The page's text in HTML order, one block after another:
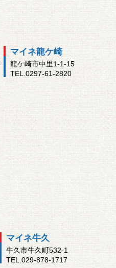
マイネ龍ケ崎
龍ケ崎市中里1-1-15
TEL.0297-61-2820
マイネ牛久
牛久市牛久町532-1
TEL.029-878-1717